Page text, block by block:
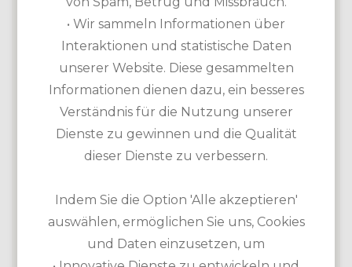
Les Châteaux Course
Golfplatz Informationen
Länge 6.305m / Par 71 / 18-Loch-Platz
Handicap erforderlich
Etikette: Softspikes erforderlich
Übungsmöglichkeiten: Driving Range,
Übungsbunker
Ausrüstung zur Miete: Leischläger, Cart,
Trolley
• Wir sammeln Informationen über
Interaktionen und statistische Daten
unserer Website. Diese gesammelten
Informationen dienen dazu, ein besseres
Verständnis für die Nutzung unserer
Dienste zu gewinnen und die Qualität
dieser Dienste zu verbessern.
Indem Sie die Option 'Alle akzeptieren'
auswählen, ermöglichen Sie uns, Cookies
und Daten einzusetzen, um